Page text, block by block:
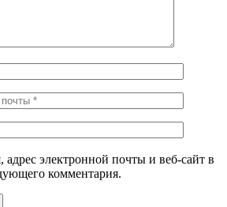
электронной почты и веб-сайт в
комментария.